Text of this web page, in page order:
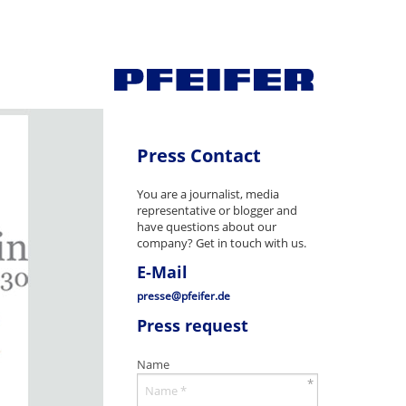
Press Contact
You are a journalist, media
representative or blogger and
have questions about our
company? Get in touch with us.
E-Mail
presse@pfeifer.de
Press request
Name
*